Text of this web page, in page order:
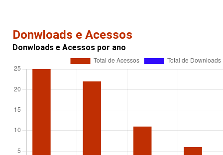
Donwloads e Acessos
Donwloads e Acessos por ano